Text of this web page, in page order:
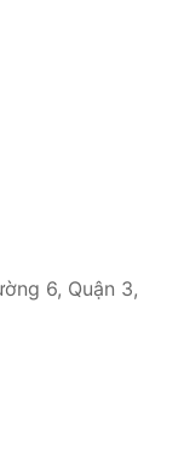
6, Quận 3,